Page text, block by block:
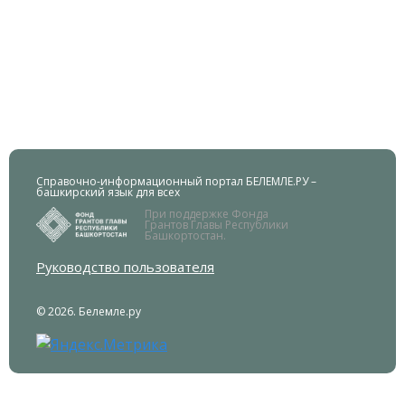
Справочно-информационный портал БЕЛЕМЛЕ.РУ –
башкирский язык для всех
При поддержке Фонда
Грантов Главы Республики
Башкортостан.
Руководство пользователя
© 2026. Белемле.ру